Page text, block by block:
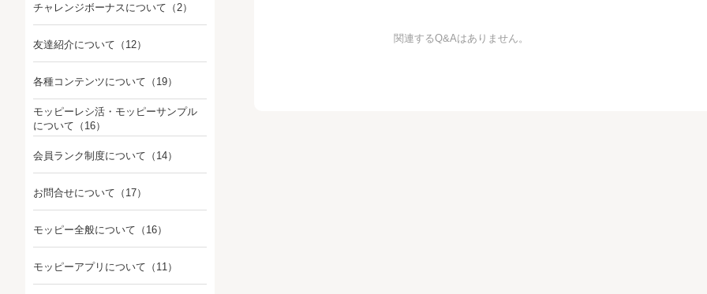
関連するQ&Aはありません。
チャレンジボーナスについて （2）
友達紹介について （12）
各種コンテンツについて （19）
モッピーレシ活・モッピーサンプル
について （16）
会員ランク制度について （14）
お問合せについて （17）
モッピー全般について （16）
モッピーアプリについて （11）